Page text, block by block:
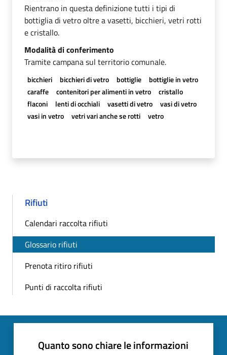
Rientrano in questa definizione tutti i tipi di
bottiglia di vetro oltre a vasetti, bicchieri, vetri rotti
e cristallo.
Modalità di conferimento
Tramite campana sul territorio comunale.
bicchieri bicchieri di vetro bottiglie
bottiglie in vetro
caraffe
contenitori per alimenti in vetro
cristallo
flaconi
lenti di occhiali vasetti di vetro
vasi di vetro
vasi in vetro
vetri vari anche se rotti vetro
Rifiuti
Calendari raccolta rifiuti
Glossario rifiuti
Prenota ritiro rifiuti
Punti di raccolta rifiuti
Quanto sono chiare le informazioni